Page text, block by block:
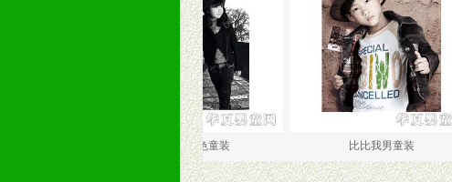
比比我黑色童装 比比我男童装